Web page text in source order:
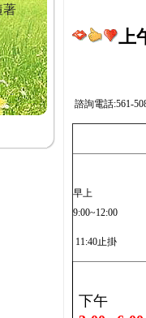
著
上
諮詢電話:561-
早上
9:00~12:00
11:40止掛
下午